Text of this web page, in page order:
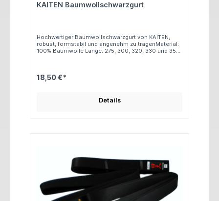
KAITEN Baumwollschwarzgurt
Hochwertiger Baumwollschwarzgurt von KAITEN,
robust, formstabil und angenehm zu tragenMaterial:
100% Baumwolle Länge: 275, 300, 320, 330 und 350
18,50 €*
Details